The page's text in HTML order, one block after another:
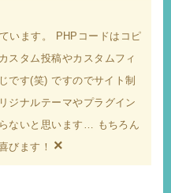
います。 PHPコードはコピ
スタム投稿やカスタムフィ
です(笑) ですのでサイト制
ジナルテーマやプラグイン
ないと思います… もちろん
びます！
×